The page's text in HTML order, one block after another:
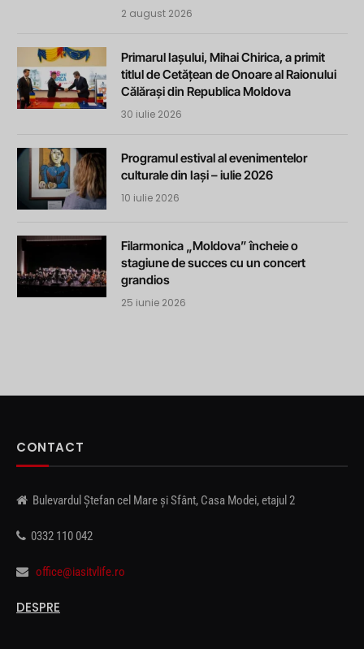
2 august 2026
Primarul Iașului, Mihai Chirica, a primit
titlul de Cetățean de Onoare al Raionului
Călărași din Republica Moldova
30 iulie 2026
Programul estival al evenimentelor
culturale din Iași – iulie 2026
10 iulie 2026
Filarmonica „Moldova” încheie o
stagiune de succes cu un concert
grandios
25 iunie 2026
CONTACT
Bulevardul Ștefan cel Mare și Sfânt, Casa Modei, etajul 2
0332 110 042
office@iasitvlife.ro
DESPRE